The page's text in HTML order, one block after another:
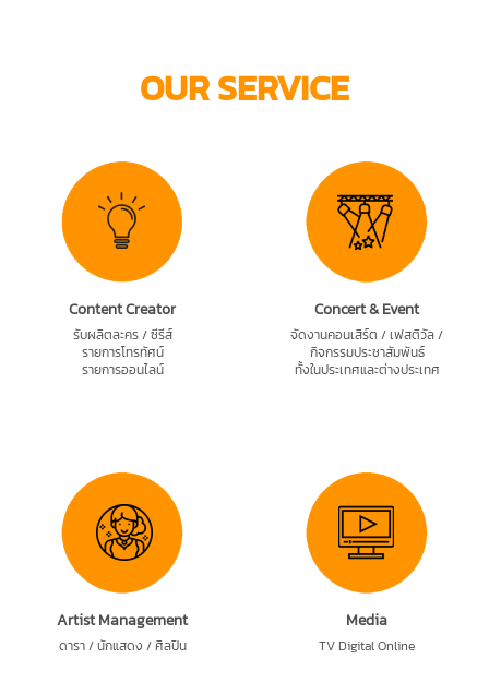
OUR SERVICE
Content Creator
รับผลิตละคร / ซีรีส์
รายการโทรทัศน์
รายการออนไลน์
Concert & Event
จัดงานคอนเสิร์ต / เฟสติวัล /
กิจกรรมประชาสัมพันธ์
ทั้งในประเทศและต่างประเทศ
Artist Management
ดารา / นักแสดง / ศิลปิน
Media
TV Digital Online